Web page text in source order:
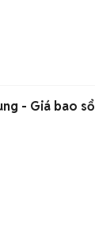
- Giá bao sổ